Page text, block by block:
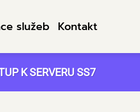
služeb Kontakt
K SERVERU SS7